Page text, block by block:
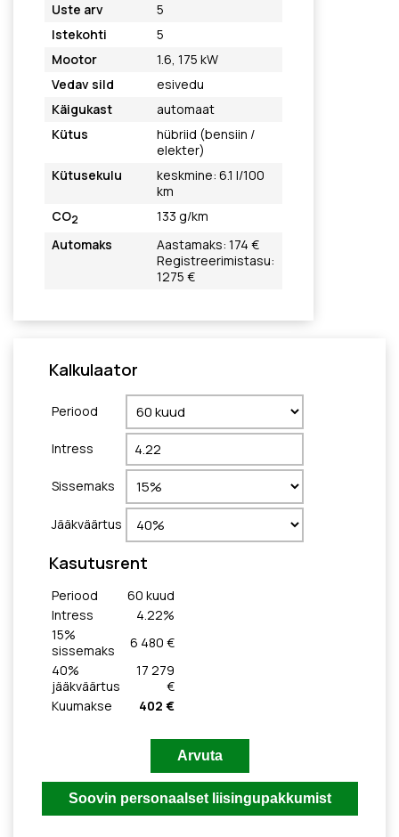
Uste arv
5
Istekohti
5
Mootor
1.6, 175 kW
Vedav sild
esivedu
Käigukast
automaat
Kütus
hübriid (bensiin /
elekter)
Kütusekulu
keskmine: 6.1 l/100
km
CO2
133 g/km
Automaks
Aastamaks: 174 €
Registreerimistasu:
1275 €
Kalkulaator
Periood
Intress
Sissemaks
Jääkväärtus
Kasutusrent
Periood 60 kuud
Intress
4.22%
15%
sissemaks
6 480 €
40%
jääkväärtus
17 279
€
Kuumakse
402 €